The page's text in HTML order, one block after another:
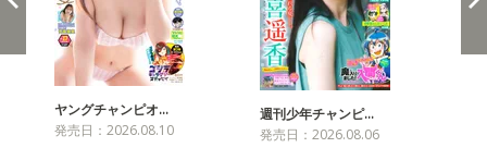
ヤングチャンピオ…
発売日：2026.08.10
週刊少年チャンピ…
発売日：2026.08.06